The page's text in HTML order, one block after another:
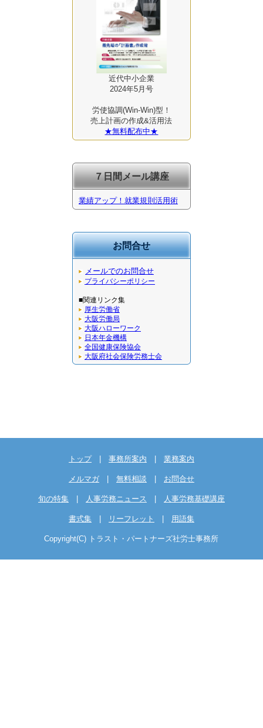
近代中小企業
2024年5月号
労使協調(Win-Win)型！
売上計画の作成&活用法
★無料配布中★
７日間メール講座
業績アップ！就業規則活用術
お問合せ
メールでのお問合せ
プライバシーポリシー
■関連リンク集
厚生労働省
大阪労働局
大阪ハローワーク
日本年金機構
全国健康保険協会
大阪府社会保険労務士会
トップ| 事務所案内 | 業務案内
メルマガ | 無料相談 | お問合せ
旬の特集 | 人事労務ニュース | 人事労務基礎講座
書式集 | リーフレット | 用語集
Copyright(C) トラスト・パートナーズ社労士事務所